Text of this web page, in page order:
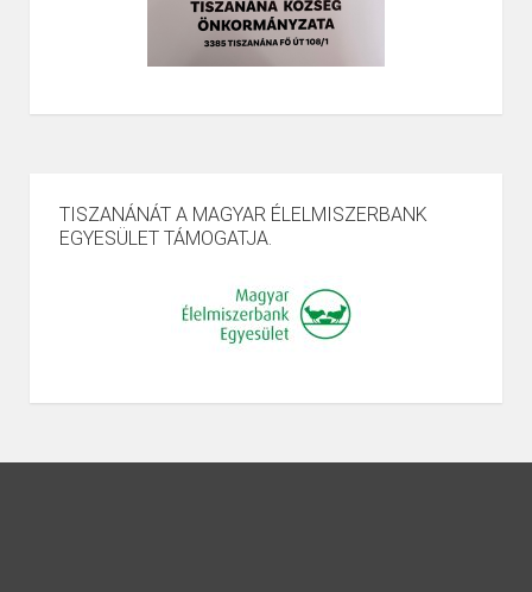
TISZANÁNÁT A MAGYAR ÉLELMISZERBANK
EGYESÜLET TÁMOGATJA.